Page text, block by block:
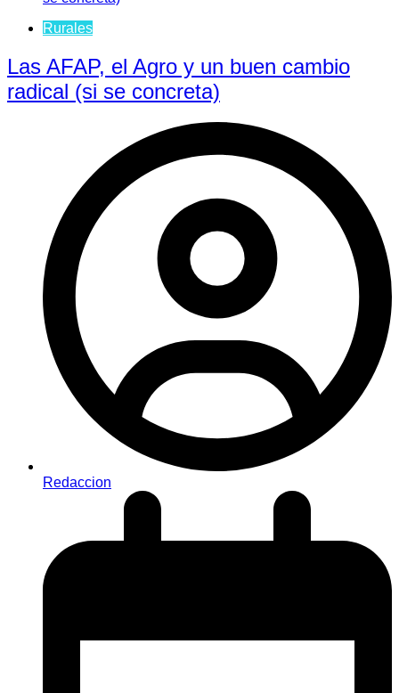
Rurales
Las AFAP, el Agro y un buen cambio
radical (si se concreta)
Redaccion